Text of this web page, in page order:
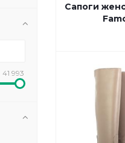
Сапоги
41 993